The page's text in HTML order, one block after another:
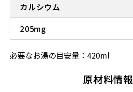
カルシウム
205mg
必要なお湯の目安量：420ml
原材料情報